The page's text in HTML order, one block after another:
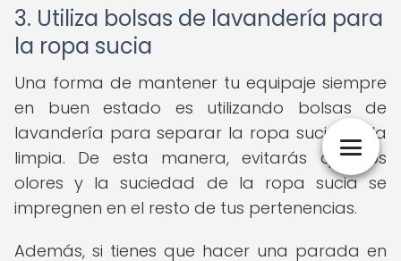
3. Utiliza bolsas de lavandería para
la ropa sucia
Una forma de mantener tu equipaje siempre
en buen estado es utilizando bolsas de
lavandería para separar la ropa sucia de la
limpia. De esta manera, evitarás que los
olores y la suciedad de la ropa sucia se
impregnen en el resto de tus pertenencias.
Además, si tienes que hacer una parada en